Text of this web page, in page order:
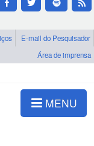
E-mail do Pesquisador
Área de imprensa
MENU